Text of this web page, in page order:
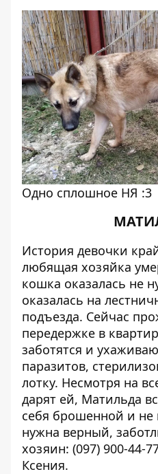
Одно сплошное НЯ :3
История девочки
любящая хозяйка
кошка оказалась не
оказалась на
подъезда. Сейчас
передержке в
заботятся и
паразитов,
лотку. Несмотря на
дарят ей, Матильда
себя брошенной и
нужна верный,
хозяин: (097) 900-44-
Ксения.